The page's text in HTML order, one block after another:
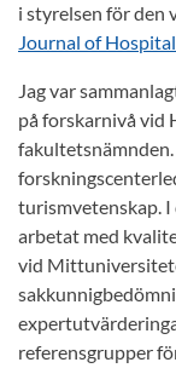
i styrelsen för den
Journal of
Jag var
på forskarnivå vid
turismvetenskap. I
arbetat med
vid
referensgrupper